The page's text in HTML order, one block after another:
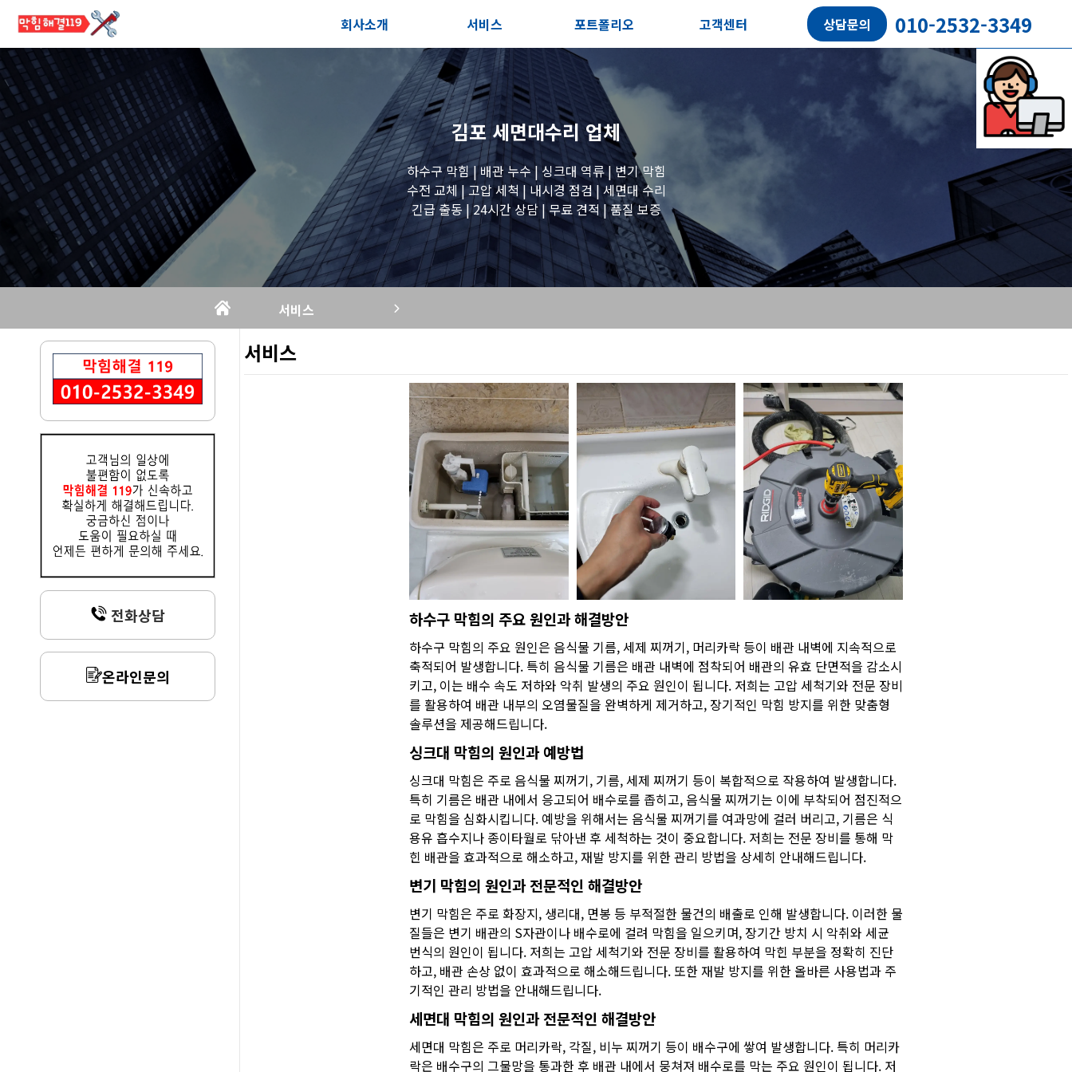
회사소개
공지사항
오시는길
서비스
서비스안내
포스트
포트폴리오
전체보기
세면대 작업
변기 작업
욕조 작업
원룸 수전 작업
고객센터
고객후기
상담문의 010-2532-3349
김포 세면대수리 업체
하수구 막힘 | 배관 누수 | 싱크대 역류 | 변기 막힘
수전 교체 | 고압 세척 | 내시경 점검 | 세면대 수리
긴급 출동 | 24시간 상담 | 무료 견적 | 품질 보증
서비스
전화상담
온라인문의
서비스
하수구 막힘의 주요 원인과 해결방안
하수구 막힘의 주요 원인은 음식물 기름, 세제 찌꺼기, 머리카락 등이 배관 내벽에 지속적으로
축적되어 발생합니다. 특히 음식물 기름은 배관 내벽에 점착되어 배관의 유효 단면적을 감소시
키고, 이는 배수 속도 저하와 악취 발생의 주요 원인이 됩니다. 저희는 고압 세척기와 전문 장비
를 활용하여 배관 내부의 오염물질을 완벽하게 제거하고, 장기적인 막힘 방지를 위한 맞춤형
솔루션을 제공해드립니다.
싱크대 막힘의 원인과 예방법
싱크대 막힘은 주로 음식물 찌꺼기, 기름, 세제 찌꺼기 등이 복합적으로 작용하여 발생합니다.
특히 기름은 배관 내에서 응고되어 배수로를 좁히고, 음식물 찌꺼기는 이에 부착되어 점진적으
로 막힘을 심화시킵니다. 예방을 위해서는 음식물 찌꺼기를 여과망에 걸러 버리고, 기름은 식
용유 흡수지나 종이타월로 닦아낸 후 세척하는 것이 중요합니다. 저희는 전문 장비를 통해 막
힌 배관을 효과적으로 해소하고, 재발 방지를 위한 관리 방법을 상세히 안내해드립니다.
변기 막힘의 원인과 전문적인 해결방안
변기 막힘은 주로 화장지, 생리대, 면봉 등 부적절한 물건의 배출로 인해 발생합니다. 이러한 물
질들은 변기 배관의 S자관이나 배수로에 걸려 막힘을 일으키며, 장기간 방치 시 악취와 세균
번식의 원인이 됩니다. 저희는 고압 세척기와 전문 장비를 활용하여 막힌 부분을 정확히 진단
하고, 배관 손상 없이 효과적으로 해소해드립니다. 또한 재발 방지를 위한 올바른 사용법과 주
기적인 관리 방법을 안내해드립니다.
세면대 막힘의 원인과 전문적인 해결방안
세면대 막힘은 주로 머리카락, 각질, 비누 찌꺼기 등이 배수구에 쌓여 발생합니다. 특히 머리카
락은 배수구의 그물망을 통과한 후 배관 내에서 뭉쳐져 배수로를 막는 주요 원인이 됩니다. 저